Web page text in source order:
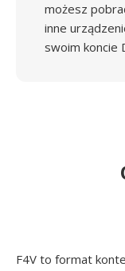
możesz
inne
swoim koncie
F4V to format